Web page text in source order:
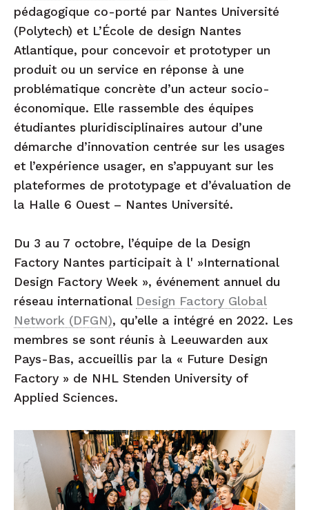
pédagogique co-porté par Nantes Université
(Polytech) et L’École de design Nantes
Atlantique, pour concevoir et prototyper un
produit ou un service en réponse à une
problématique concrète d’un acteur socio-
économique. Elle rassemble des équipes
étudiantes pluridisciplinaires autour d’une
démarche d’innovation centrée sur les usages
et l’expérience usager, en s’appuyant sur les
plateformes de prototypage et d’évaluation de
la Halle 6 Ouest – Nantes Université.
Du 3 au 7 octobre, l’équipe de la Design
Factory Nantes participait à l' »International
Design Factory Week », événement annuel du
réseau international Design Factory Global
Network (DFGN), qu’elle a intégré en 2022. Les
membres se sont réunis à Leeuwarden aux
Pays-Bas, accueillis par la « Future Design
Factory » de NHL Stenden University of
Applied Sciences.